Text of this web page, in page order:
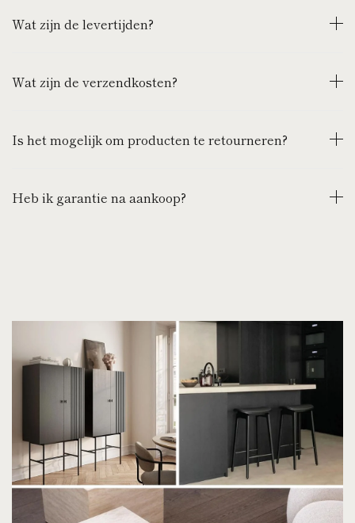
Wat zijn de levertijden?
Wat zijn de verzendkosten?
Is het mogelijk om producten te retourneren?
Heb ik garantie na aankoop?